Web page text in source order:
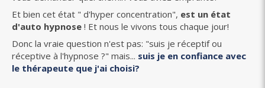
Et bien cet état " d'hyper concentration", est un état
d'auto hypnose ! Et nous le vivons tous chaque jour!
Donc la vraie question n'est pas: "suis je réceptif ou
réceptive à l'hypnose ?" mais... suis je en confiance avec
le thérapeute que j'ai choisi?